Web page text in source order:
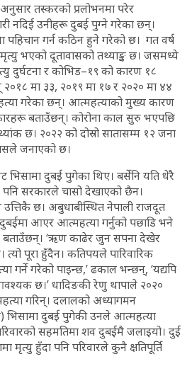
तस्करको प्रलोभनमा परेर
नदिई उनीहरू दुबई पुग्ने गरेका छन्।
गर्न कठिन हुने गरेको छ। गत वर्ष
भएको दूतावासको तथ्याङ्क छ। जसमध्ये
दुर्घटना र कोभिड–१९ को कारण १८
मा ३३, २०१९ मा १७ र २०२० मा ४४
गरेका छन्। आत्महत्याको मुख्य कारण
बताउँछन्। कोरोना काल सुरु भएपछि
छ। २०२२ को दोस्रो सातासम्म १२ जना
जनाएको छ।
दुबई पुगेका थिए। बर्सेनि यति धेरै
सरकारले चासो देखाएको छैन।
छ। अबुधाबीस्थित नेपाली राजदूत
आएर आत्महत्या गर्नुको पछाडि भने
‘ऋण काढेर जुन सपना देखेर
पूरा हुँदैन। कतिपयले पारिवारिक
गर्ने गरेको पाइन्छ,’ ढकाल भन्छन्, ‘यद्यपि
छ।’ धादिङकी रेणु थापाले २०२०
गरिन्। दलालको अध्यागमन
भिसामा दुबई पुगेकी उनले आत्महत्या
सहमतिमा शव दुबईमै जलाइयो। दुई
मृत्यु हुँदा पनि परिवारले कुनै क्षतिपूर्ति